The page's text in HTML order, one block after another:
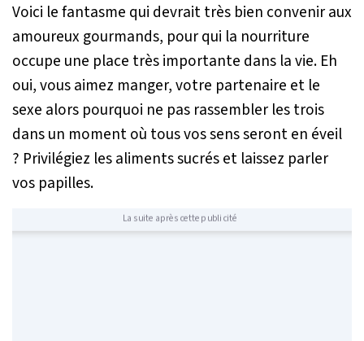
Voici le fantasme qui devrait très bien convenir aux
amoureux gourmands, pour qui la nourriture
occupe une place très importante dans la vie. Eh
oui, vous aimez manger, votre partenaire et le
sexe alors pourquoi ne pas rassembler les trois
dans un moment où tous vos sens seront en éveil
? Privilégiez les aliments sucrés et laissez parler
vos papilles.
La suite après cette publicité